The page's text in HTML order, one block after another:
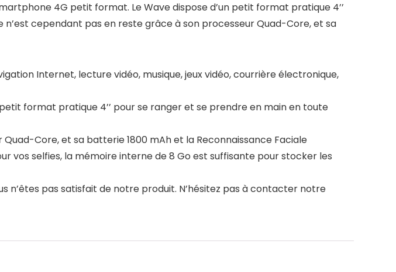
4G petit format. Le Wave dispose d’un petit format pratique 4’’
cependant pas en reste grâce à son processeur Quad-Core, et sa
Internet, lecture vidéo, musique, jeux vidéo, courrière électronique,
format pratique 4’’ pour se ranger et se prendre en main en toute
Core, et sa batterie 1800 mAh et la Reconnaissance Faciale
vos selfies, la mémoire interne de 8 Go est suffisante pour stocker les
n’êtes pas satisfait de notre produit. N’hésitez pas à contacter notre